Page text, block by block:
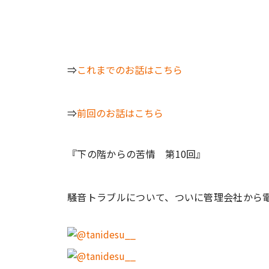
⇒これまでのお話はこちら
⇒前回のお話はこちら
『下の階からの苦情 第10回』
騒音トラブルについて、ついに管理会社から